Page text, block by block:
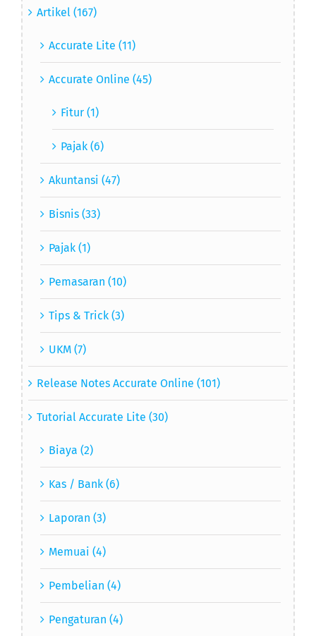
Artikel (167)
Accurate Lite (11)
Accurate Online (45)
Fitur (1)
Pajak (6)
Akuntansi (47)
Bisnis (33)
Pajak (1)
Pemasaran (10)
Tips & Trick (3)
UKM (7)
Release Notes Accurate Online (101)
Tutorial Accurate Lite (30)
Biaya (2)
Kas / Bank (6)
Laporan (3)
Memuai (4)
Pembelian (4)
Pengaturan (4)